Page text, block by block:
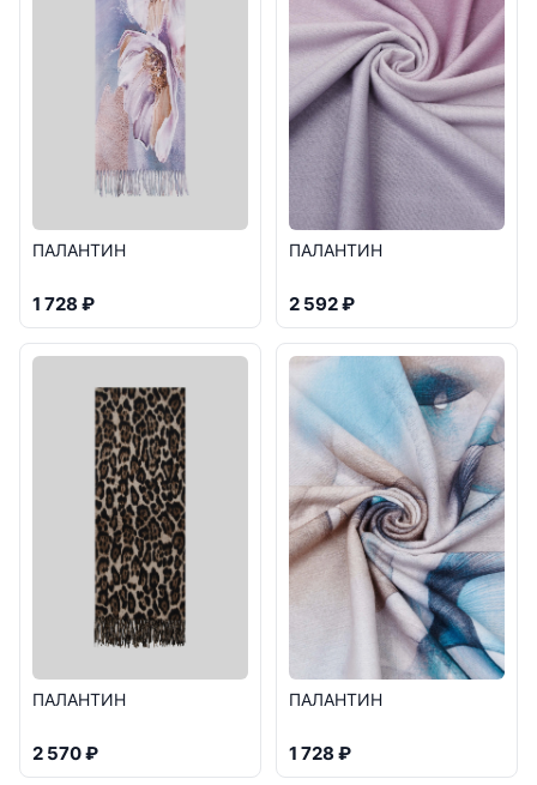
ПАЛАНТИН
1 728 ₽
ПАЛАНТИН
2 592 ₽
ПАЛАНТИН
2 570 ₽
ПАЛАНТИН
1 728 ₽